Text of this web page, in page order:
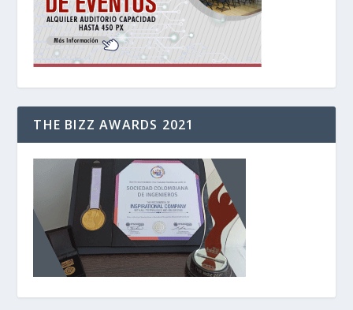
THE BIZZ AWARDS 2021